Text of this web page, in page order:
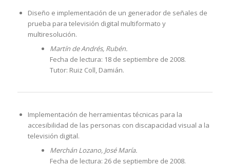
Diseño e implementación de un generador de señales de
prueba para televisión digital multiformato y
multiresolución.
Martín de Andrés, Rubén.
Fecha de lectura: 18 de septiembre de 2008.
Tutor: Ruiz Coll, Damián.
Implementación de herramientas técnicas para la
accesibilidad de las personas con discapacidad visual a la
televisión digital.
Merchán Lozano, José María.
Fecha de lectura: 26 de septiembre de 2008.